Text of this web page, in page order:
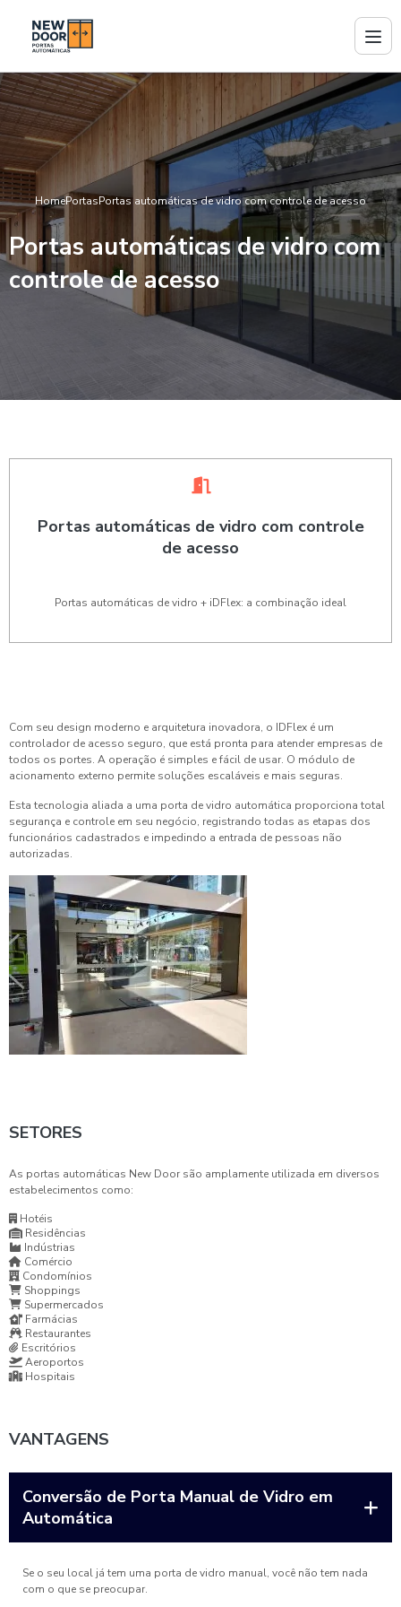
HomePortasPortas automáticas de vidro com controle de acesso
Portas automáticas de vidro com
controle de acesso
Portas automáticas de vidro com controle
de acesso
Portas automáticas de vidro + iDFlex: a combinação ideal
Com seu design moderno e arquitetura inovadora, o IDFlex é um
controlador de acesso seguro, que está pronta para atender empresas de
todos os portes. A operação é simples e fácil de usar. O módulo de
acionamento externo permite soluções escaláveis e mais seguras.
Esta tecnologia aliada a uma porta de vidro automática proporciona total
segurança e controle em seu negócio, registrando todas as etapas dos
funcionários cadastrados e impedindo a entrada de pessoas não
autorizadas.
SETORES
As portas automáticas New Door são amplamente utilizada em diversos
estabelecimentos como:
Hotéis
Residências
Indústrias
Comércio
Condomínios
Shoppings
Supermercados
Farmácias
Restaurantes
Escritórios
Aeroportos
Hospitais
VANTAGENS
Conversão de Porta Manual de Vidro em
Automática
Se o seu local já tem uma porta de vidro manual, você não tem nada
com o que se preocupar.